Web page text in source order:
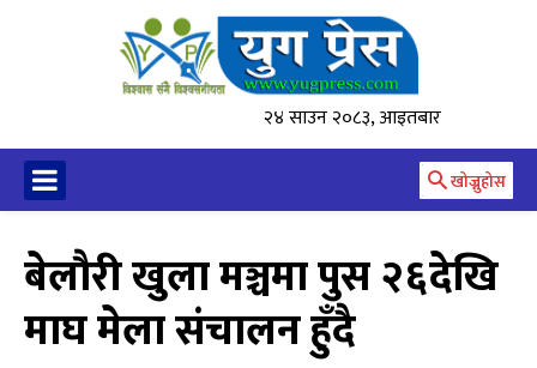
२४ साउन २०८३, आइतबार
खोज्नुहोस
बेलौरी खुला मञ्चमा पुस २६देखि
माघ मेला संचालन हुँदै